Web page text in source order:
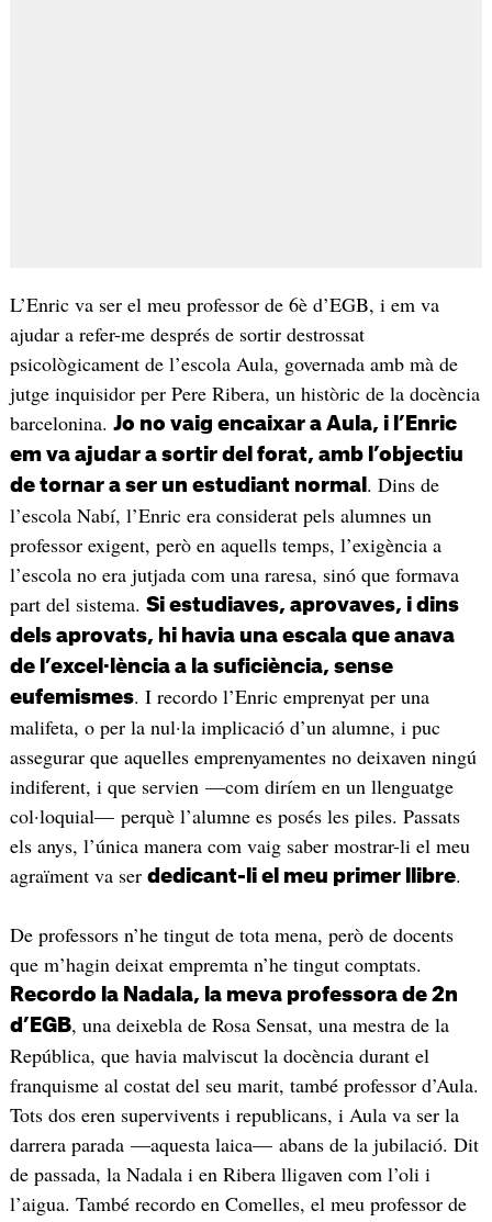
L’Enric va ser el meu professor de 6è d’EGB, i em va
ajudar a refer-me després de sortir destrossat
psicològicament de l’escola Aula, governada amb mà de
jutge inquisidor per Pere Ribera, un històric de la docència
barcelonina. Jo no vaig encaixar a Aula, i l’Enric
em va ajudar a sortir del forat, amb l’objectiu
de tornar a ser un estudiant normal . Dins de
l’escola Nabí, l’Enric era considerat pels alumnes un
professor exigent, però en aquells temps, l’exigència a
l’escola no era jutjada com una raresa, sinó que formava
part del sistema. Si estudiaves, aprovaves, i dins
dels aprovats, hi havia una escala que anava
de l’excel·lència a la suficiència, sense
eufemismes. I recordo l’Enric emprenyat per una
malifeta, o per la nul·la implicació d’un alumne, i puc
assegurar que aquelles emprenyamentes no deixaven ningú
indiferent, i que servien —com diríem en un llenguatge
col·loquial— perquè l’alumne es posés les piles. Passats
els anys, l’única manera com vaig saber mostrar-li el meu
agraïment va ser dedicant-li el meu primer llibre.
De professors n’he tingut de tota mena, però de docents
que m’hagin deixat empremta n’he tingut comptats.
Recordo la Nadala, la meva professora de 2n
d’EGB, una deixebla de Rosa Sensat, una mestra de la
República, que havia malviscut la docència durant el
franquisme al costat del seu marit, també professor d’Aula.
Tots dos eren supervivents i republicans, i Aula va ser la
darrera parada —aquesta laica— abans de la jubilació. Dit
de passada, la Nadala i en Ribera lligaven com l’oli i
l’aigua. També recordo en Comelles, el meu professor de